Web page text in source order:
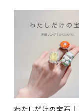
わたしだけの宝石｜